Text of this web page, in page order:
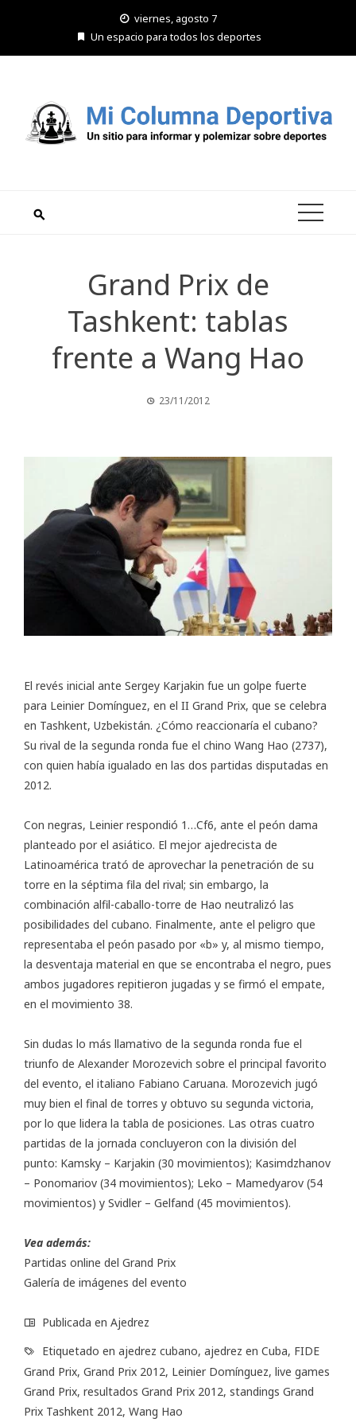
viernes, agosto 7
Un espacio para todos los deportes
Grand Prix de
Tashkent: tablas
frente a Wang Hao
23/11/2012
El revés inicial ante Sergey Karjakin fue un golpe fuerte
para Leinier Domínguez, en el II Grand Prix, que se celebra
en Tashkent, Uzbekistán. ¿Cómo reaccionaría el cubano?
Su rival de la segunda ronda fue el chino Wang Hao (2737),
con quien había igualado en las dos partidas disputadas en
2012.
Con negras, Leinier respondió 1…Cf6, ante el peón dama
planteado por el asiático. El mejor ajedrecista de
Latinoamérica trató de aprovechar la penetración de su
torre en la séptima fila del rival; sin embargo, la
combinación alfil-caballo-torre de Hao neutralizó las
posibilidades del cubano. Finalmente, ante el peligro que
representaba el peón pasado por «b» y, al mismo tiempo,
la desventaja material en que se encontraba el negro, pues
ambos jugadores repitieron jugadas y se firmó el empate,
en el movimiento 38.
Sin dudas lo más llamativo de la segunda ronda fue el
triunfo de Alexander Morozevich sobre el principal favorito
del evento, el italiano Fabiano Caruana. Morozevich jugó
muy bien el final de torres y obtuvo su segunda victoria,
por lo que lidera la tabla de posiciones. Las otras cuatro
partidas de la jornada concluyeron con la división del
punto: Kamsky – Karjakin (30 movimientos); Kasimdzhanov
– Ponomariov (34 movimientos); Leko – Mamedyarov (54
movimientos) y Svidler – Gelfand (45 movimientos).
Vea además:
Partidas online del Grand Prix
Galería de imágenes del evento
Publicada en Ajedrez
Etiquetado en ajedrez cubano, ajedrez en Cuba, FIDE
Grand Prix, Grand Prix 2012, Leinier Domínguez, live games
Grand Prix, resultados Grand Prix 2012, standings Grand
Prix Tashkent 2012, Wang Hao